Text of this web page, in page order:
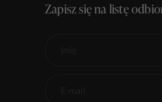
Zapisz się na listę